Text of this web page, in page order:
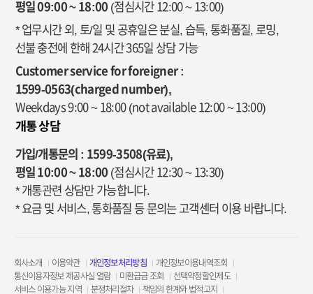
평일 09:00 ~ 18:00 (점심시간 12:00 ~ 13:00)
* 업무시간 외, 토/일 및 공휴일은 분실, 습득, 통화품질, 로밍,
선불 충전에 한해 24시간 365일 상담 가능
Customer service for foreigner :
1599-0563(charged number),
Weekdays 9:00 ~ 18:00 (not available 12:00 ~ 13:00)
개통 상담
가입/개통문의 : 1599-3508(유료),
평일 10:00 ~ 18:00 (점심시간 12:30 ~ 13:30)
* 개통관련 상담만 가능합니다.
* 요금 및 서비스, 통화품질 등 문의는 고객센터 이용 바랍니다.
회사소개 이용약관 개인정보처리방침
개인정보이용내역조회
통신이용자정보 제공사실 열람
미환급금 조회
선택약정할인제도
서비스 이용가능 지역
분쟁처리절차 책임의 한계와 법적고지